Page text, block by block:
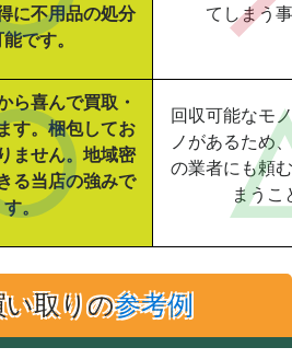
に不用品の処分
です。
てしまう
ら喜んで買取・
す。梱包してお
ません。地域密
る当店の強みで
す。
回収可能なモ
ノがあるため
の業者にも頼
まうこ
取りの参考例